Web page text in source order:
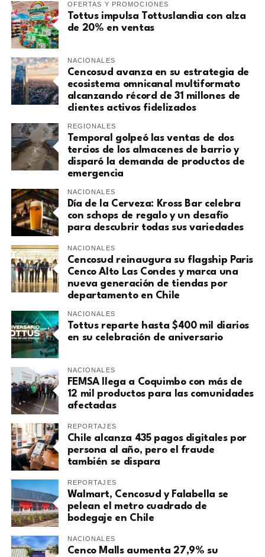
OFERTAS Y PROMOCIONES
Tottus impulsa Tottuslandia con alza
de 20% en ventas
NACIONALES
Cencosud avanza en su estrategia de
ecosistema omnicanal multiformato
alcanzando récord de 31 millones de
clientes activos fidelizados
REGIONALES
Temporal golpeó las ventas de dos
tercios de los almacenes de barrio y
disparó la demanda de productos de
emergencia
NACIONALES
Día de la Cerveza: Kross Bar celebra
con schops de regalo y un desafío
para descubrir todas sus variedades
NACIONALES
Cencosud reinaugura su flagship Paris
Cenco Alto Las Condes y marca una
nueva generación de tiendas por
departamento en Chile
NACIONALES
Tottus reparte hasta $400 mil diarios
en su celebración de aniversario
NACIONALES
FEMSA llega a Coquimbo con más de
12 mil productos para las comunidades
afectadas
REPORTAJES
Chile alcanza 435 pagos digitales por
persona al año, pero el fraude
también se dispara
REPORTAJES
Walmart, Cencosud y Falabella se
pelean el metro cuadrado de
bodegaje en Chile
NACIONALES
Cenco Malls aumenta 27,9% su